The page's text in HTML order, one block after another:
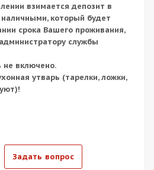
взимается депозит в
который будет
срока Вашего проживания,
службы
не включено.
утварь (тарелки, ложки,
Задать вопрос